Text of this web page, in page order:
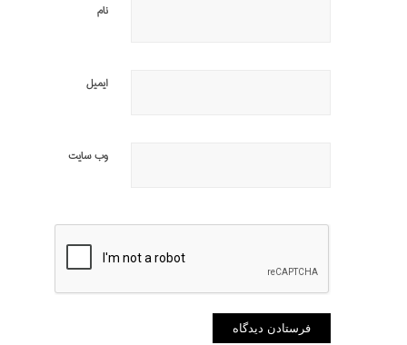
نام
ایمیل
وب‌ سایت